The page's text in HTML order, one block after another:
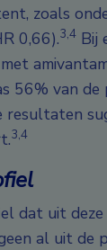
zoals
0,66).3,4 Bij
56% van
resultaten
3,4
dat uit
al uit de